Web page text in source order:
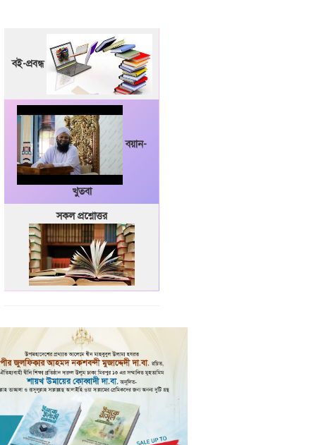
বই-প্রবন্ধ
বয়ান-
খুতবা
সকল প্রশ্নোত্তর